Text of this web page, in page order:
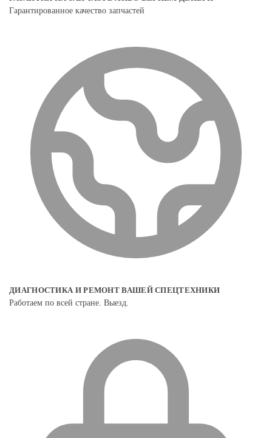
Гарантированное качество запчастей
ДИАГНОСТИКА И РЕМОНТ ВАШЕЙ СПЕЦТЕХНИКИ
Работаем по всей стране. Выезд.